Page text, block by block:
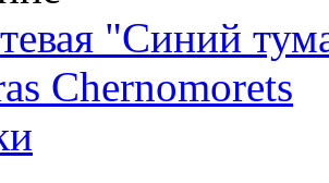
"Синий
Chernomorets